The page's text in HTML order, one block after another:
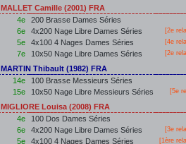
MALLET Camille (2001) FRA
4e
200 Brasse Dames Séries
6e
4x200 Nage Libre Dames Séries [2e
5e 4x100 4 Nages Dames Séries [4e
7e 10x50 Nage Libre Dames Séries [2e
MARTIN Thibault (1982) FRA
14e
100 Brasse Messieurs Séries
15e
10x50 Nage Libre Messieurs Séries [5e
MIGLIORE Louisa (2008) FRA
4e
100 Dos Dames Séries
6e
4x200 Nage Libre Dames Séries [3e
5e 4x100 4 Nages Dames Séries [1ère